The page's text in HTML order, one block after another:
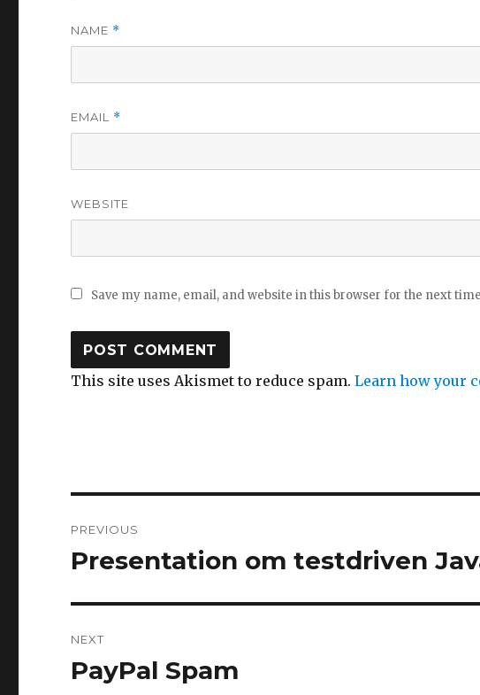
NAME *
EMAIL *
WEBSITE
Save my name, email, and website in this browser for the next
This site uses Akismet to reduce spam.Learn how your
navigation
PREVIOUS
Previous
Presentation om testdriven
NEXT
Next
PayPal Spam